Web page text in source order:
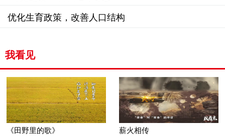
优化生育政策，改善人口结构
我看见
《田野里的歌》 薪火相传